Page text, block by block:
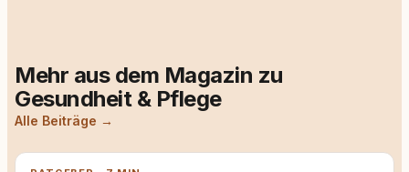
Mehr aus dem Magazin zu
Gesundheit & Pflege
Alle Beiträge →